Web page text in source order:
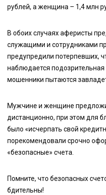
рублей, а женщина – 1,4 млн
В обоих случаях аферисты
служащими и сотрудниками
предупредили потерпевших,
наблюдается подозрительная
мошенники пытаются
Мужчине и женщине
дистанционно, при этом для
было «исчерпать свой
порекомендовали срочно
«безопасные» счета.
Помните, что безопасных
бдительны!